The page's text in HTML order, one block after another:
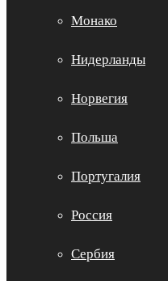
Монако
Нидерланды
Норвегия
Польша
Португалия
Россия
Сербия